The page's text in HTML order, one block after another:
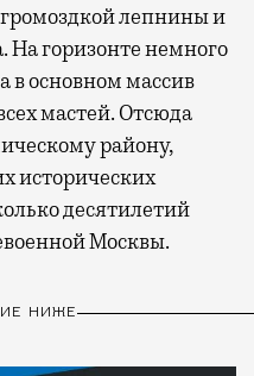
лепнины и
На горизонте немного
в основном массив
мастей. Отсюда
району,
исторических
десятилетий
Москвы.
НИЖЕ